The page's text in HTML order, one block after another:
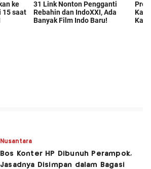
Nusantara
Bos Konter HP Dibunuh Perampok,
Jasadnya Disimpan dalam Bagasi